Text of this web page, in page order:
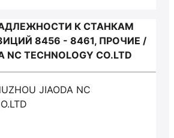
К СТАНКАМ
8456 - 8461, ПРОЧИЕ /
NC TECHNOLOGY CO.LTD
JIAODA NC